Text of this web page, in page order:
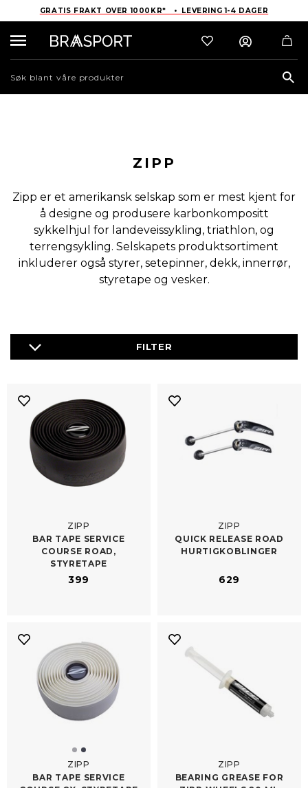
GRATIS FRAKT OVER 1000KR* • LEVERING 1-4 DAGER
ZIPP
Zipp er et amerikansk selskap som er mest kjent for
å designe og produsere karbonkompositt
sykkelhjul for landeveissykling, triathlon, og
terrengsykling. Selskapets produktsortiment
inkluderer også styrer, setepinner, dekk, innerrør,
styretape og vesker.
ZIPP
BAR TAPE SERVICE
COURSE ROAD,
STYRETAPE
399
ZIPP
QUICK RELEASE ROAD
HURTIGKOBLINGER
629
ZIPP
BAR TAPE SERVICE
ZIPP
BEARING GREASE FOR